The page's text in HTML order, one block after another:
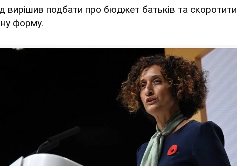
вирішив подбати про бюджет батьків та скоротити
форму.